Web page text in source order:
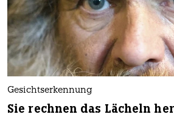
Gesichtserkennung
Sie rechnen das Lächeln